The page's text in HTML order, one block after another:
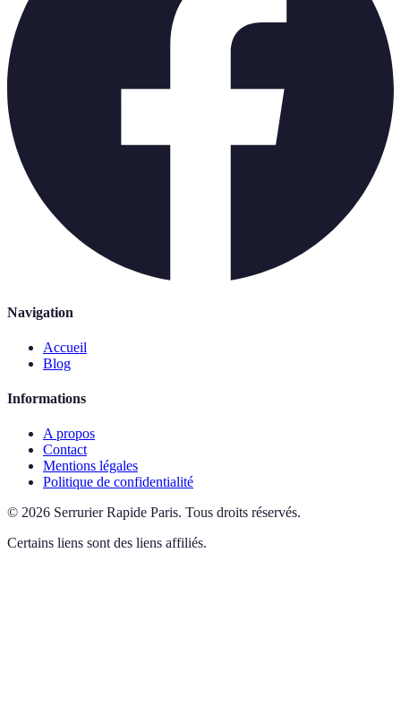
Navigation
Accueil
Blog
Informations
A propos
Contact
Mentions légales
Politique de confidentialité
© 2026 Serrurier Rapide Paris. Tous droits réservés.
Certains liens sont des liens affiliés.